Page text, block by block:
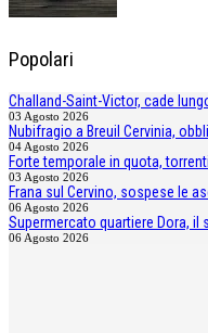
Popolari
Challand-Saint-Victor, cade
03 Agosto 2026
Nubifragio a Breuil Cervinia,
04 Agosto 2026
Forte temporale in quota,
03 Agosto 2026
Frana sul Cervino, sospese le
06 Agosto 2026
Supermercato quartiere Dora,
06 Agosto 2026